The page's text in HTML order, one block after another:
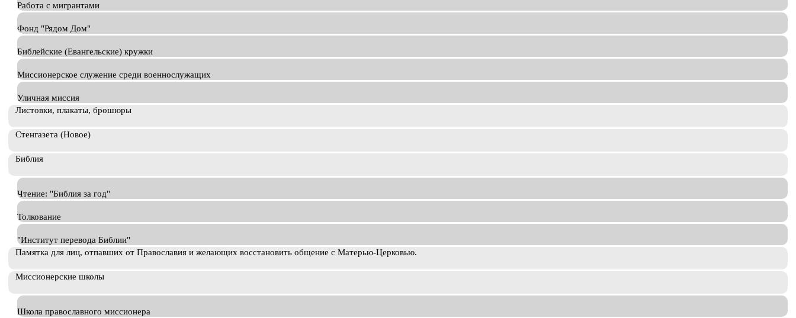
Работа с мигрантами
Фонд "Рядом Дом"
Библейские (Евангельские) кружки
Миссионерское служение среди военнослужащих
Уличная миссия
Листовки, плакаты, брошюры
Стенгазета (Новое)
Библия
Чтение: "Библия за год"
Толкование
"Институт перевода Библии"
Памятка для лиц, отпавших от Православия и желающих восстановить общение с Матерью-Церковью.
Миссионерские школы
Школа православного миссионера